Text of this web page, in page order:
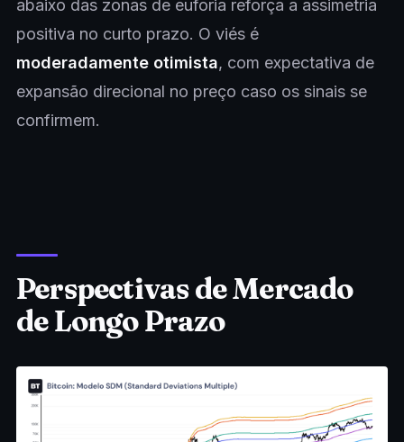
abaixo das zonas de euforia reforça a assimetria
positiva no curto prazo. O viés é
moderadamente otimista, com expectativa de
expansão direcional no preço caso os sinais se
confirmem.
Perspectivas de Mercado
de Longo Prazo